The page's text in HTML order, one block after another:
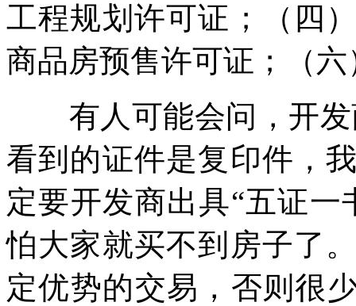
工程规划许可证；（四
商品房预售许可证；（
有人可能会问，开发
看到的证件是复印件，
定要开发商出具“五证
怕大家就买不到房子了
定优势的交易，否则很